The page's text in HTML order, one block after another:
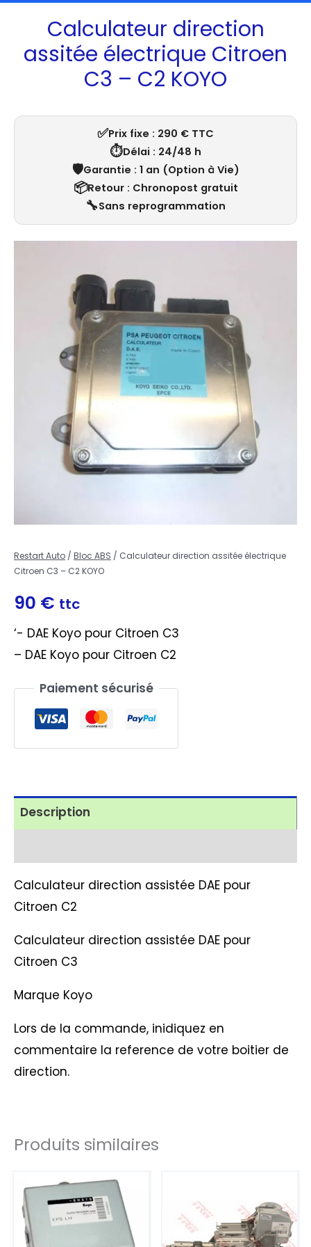
Calculateur direction
assitée électrique Citroen
C3 – C2 KOYO
✅Prix fixe : 290 € TTC
⏱️Délai : 24/48 h
🛡️Garantie : 1 an (Option à Vie)
📦Retour : Chronopost gratuit
🔧Sans reprogrammation
Restart Auto / Bloc ABS / Calculateur direction assitée électrique
Citroen C3 – C2 KOYO
90 € ttc
‘- DAE Koyo pour Citroen C3
– DAE Koyo pour Citroen C2
Paiement sécurisé
Description
Calculateur direction assistée DAE pour
Citroen C2
Calculateur direction assistée DAE pour
Citroen C3
Marque Koyo
Lors de la commande, inidiquez en
commentaire la reference de votre boitier de
direction.
Produits similaires